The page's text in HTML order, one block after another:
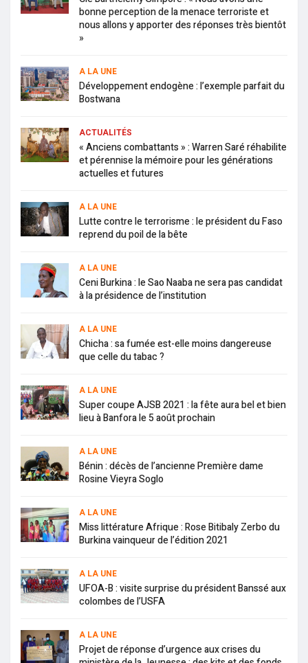
bonne perception de la menace terroriste et
nous allons y apporter des réponses très bientôt
»
A LA UNE
Développement endogène : l’exemple parfait du
Bostwana
ACTUALITÉS
« Anciens combattants » : Warren Saré réhabilite
et pérennise la mémoire pour les générations
actuelles et futures
A LA UNE
Lutte contre le terrorisme : le président du Faso
reprend du poil de la bête
A LA UNE
Ceni Burkina : le Sao Naaba ne sera pas candidat
à la présidence de l’institution
A LA UNE
Chicha : sa fumée est-elle moins dangereuse
que celle du tabac ?
A LA UNE
Super coupe AJSB 2021 : la fête aura bel et bien
lieu à Banfora le 5 août prochain
A LA UNE
Bénin : décès de l’ancienne Première dame
Rosine Vieyra Soglo
A LA UNE
Miss littérature Afrique : Rose Bitibaly Zerbo du
Burkina vainqueur de l’édition 2021
A LA UNE
UFOA-B : visite surprise du président Banssé aux
colombes de l’USFA
A LA UNE
Projet de réponse d’urgence aux crises du